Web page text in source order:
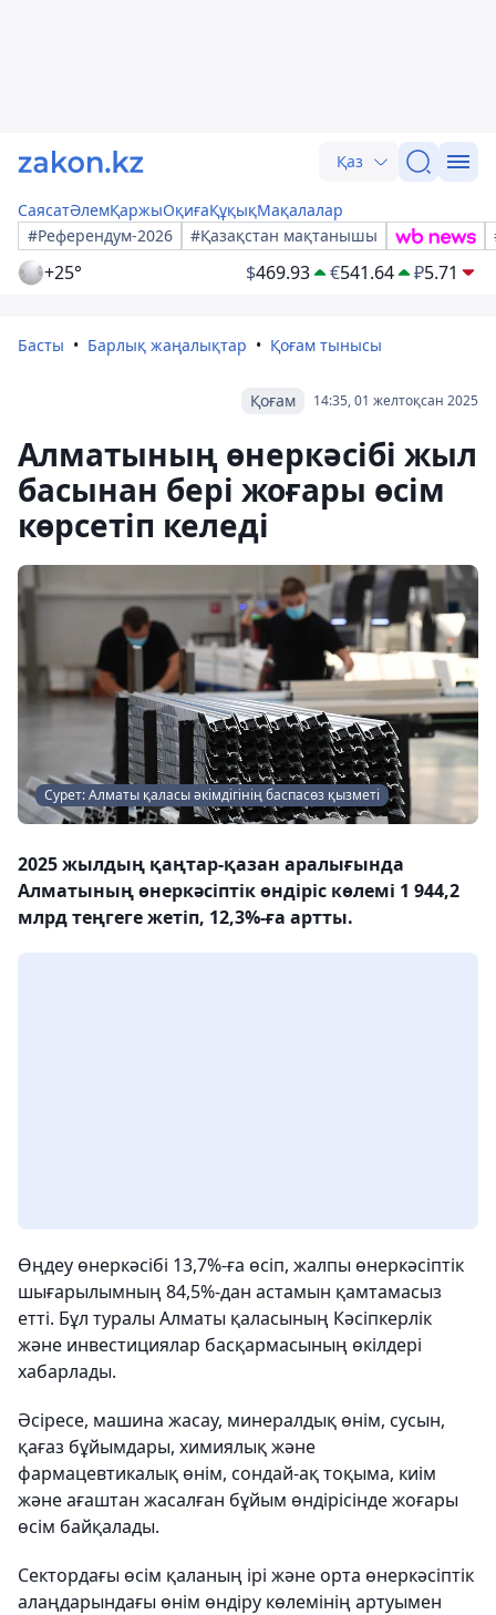
Қаз
СаясатӘлемҚаржыОқиғаҚұқықМақалалар
#Референдум-2026
#Қазақстан мақтанышы
+25° $469.93 €541.64 ₽5.71
Басты Барлық жаңалықтар Қоғам тынысы
14:35, 01 желтоқсан 2025
Қоғам
Алматының өнеркәсібі жыл
басынан бері жоғары өсім
көрсетіп келеді
Сурет: Алматы қаласы әкімдігінің баспасөз қызметі
2025 жылдың қаңтар-қазан аралығында
Алматының өнеркәсіптік өндіріс көлемі 1 944,2
млрд теңгеге жетіп, 12,3%-ға артты.
Өңдеу өнеркәсібі 13,7%-ға өсіп, жалпы өнеркәсіптік
шығарылымның 84,5%-дан астамын қамтамасыз
етті. Бұл туралы Алматы қаласының Кәсіпкерлік
және инвестициялар басқармасының өкілдері
хабарлады.
Әсіресе, машина жасау, минералдық өнім, сусын,
қағаз бұйымдары, химиялық және
фармацевтикалық өнім, сондай-ақ тоқыма, киім
және ағаштан жасалған бұйым өндірісінде жоғары
өсім байқалады.
Сектордағы өсім қаланың ірі және орта өнеркәсіптік
алаңдарындағы өнім өндіру көлемінің артуымен